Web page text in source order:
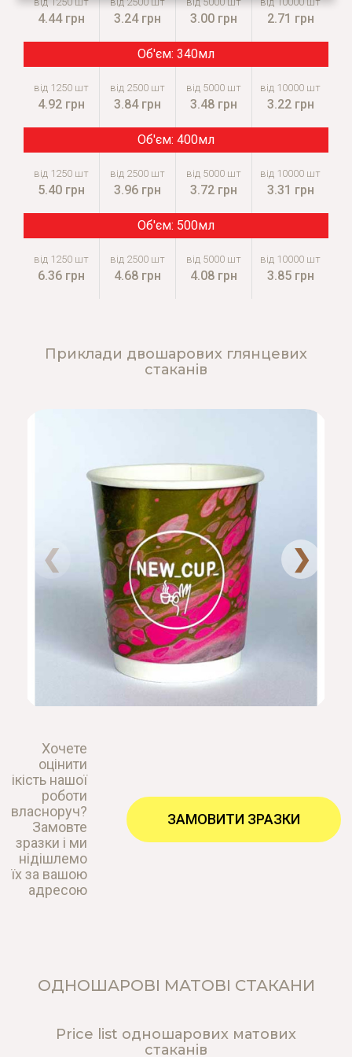
4.44 грн 3.24 грн 3.00 грн 2.71 грн
340мл
4.92 грн 3.84 грн 3.48 грн 3.22 грн
400мл
5.40 грн 3.96 грн 3.72 грн 3.31 грн
500мл
6.36 грн 4.68 грн 4.08 грн 3.85 грн
Приклади двошарових глянцевих
стаканів
❮ ❯
Хочете
оцінити
ікість нашої
роботи
власноруч?
Замовте
зразки і ми
нідішлемо
їх за вашою
адресою
ЗАМОВИТИ ЗРАЗКИ
ОДНОШАРОВІ МАТОВІ СТАКАНИ
Price list одношарових матових
стаканів